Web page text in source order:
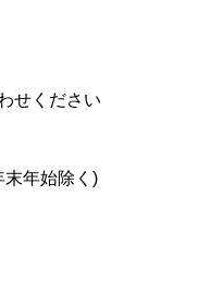
せください
末年始除く)